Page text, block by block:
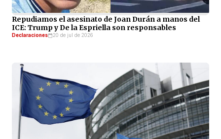
Repudiamos el asesinato de Joan Durán a manos del
ICE: Trump y De la Espriella son responsables
Declaraciones 20 de jul de 2026